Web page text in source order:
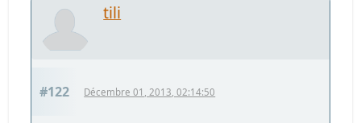
tili
#122 Décembre 01, 2013, 02:14:50